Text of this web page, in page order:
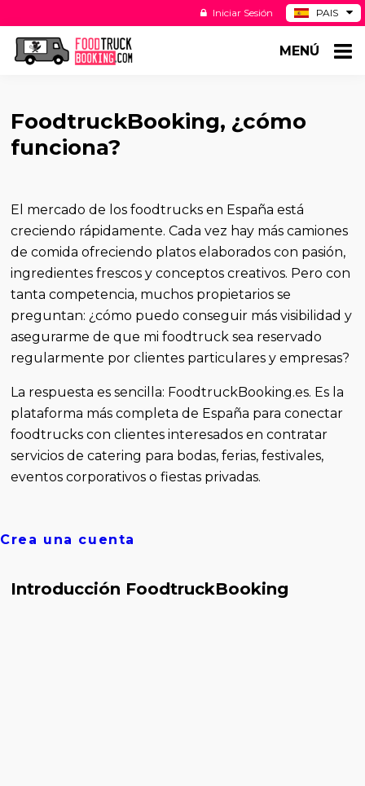
PAIS
DE
Iniciar Sesión
MENÚ
FoodtruckBooking, ¿cómo
funciona?
El mercado de los foodtrucks en España está
creciendo rápidamente. Cada vez hay más camiones
de comida ofreciendo platos elaborados con pasión,
ingredientes frescos y conceptos creativos. Pero con
tanta competencia, muchos propietarios se
preguntan: ¿cómo puedo conseguir más visibilidad y
asegurarme de que mi foodtruck sea reservado
regularmente por clientes particulares y empresas?
La respuesta es sencilla: FoodtruckBooking.es. Es la
plataforma más completa de España para conectar
foodtrucks con clientes interesados en contratar
servicios de catering para bodas, ferias, festivales,
eventos corporativos o fiestas privadas.
Crea una cuenta
Introducción FoodtruckBooking